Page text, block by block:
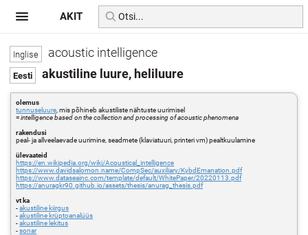
acoustic intelligence
akustiline luure, heliluure
olemus
tunnuseluure , mis põhineb akustiliste nähtuste uurimisel
=intelligence based on the collection and processing of acoustic phenomena
rakendusi
peal- ja allveelaevade uurimine, seadmete (klaviatuuri, printeri vm) pealtkuulamine
ülevaateid
https://en.wikipedia.org/wiki/Acoustical_intelligence
https://www.davidsalomon.name/CompSec/auxiliary/KybdEmanation.pdf
https://www.dataseainc.com/template/default/WhitePaper/20220113.pdf
https://anuragkr90.github.io/assets/thesis/anurag_thesis.pdf
vt ka
-akustiline kiirgus
-akustiline krüptoanalüüs
-akustiline lekitus
-sonar
AKIT